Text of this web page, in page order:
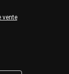
vente